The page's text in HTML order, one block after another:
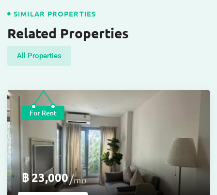
SIMILAR PROPERTIES
Related Properties
All Properties
For Rent
฿23,000 mo